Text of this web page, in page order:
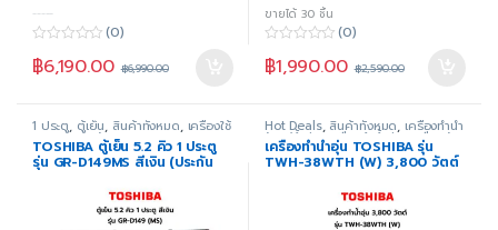
-----
o
u
f
5
(0)
฿6,190.00 ฿6,990.00
ขายได้ 30 ชิ้น
o
u
f
5
(0)
฿1,990.00 ฿2,590.00
1 ประตู, ตู้เย็น, สินค้าทั้งหมด, เครื่องใช้
ไฟฟ้าภายในบ้าน
TOSHIBA ตู้เย็น 5.2 คิว 1 ประตู
รุ่น GR-D149MS สีเงิน (ประกัน
Hot Deals, สินค้าทั้งหมด, เครื่องทำน้ำ
ร้อน/น้ำอุ่น , เครื่องทำน้ำอุ่น,เครื่องใช้
ไฟฟ้าขนาดเล็ก, เครื่องใช้ไฟฟ้าภายใน
บ้าน
เครื่องทำน้ำอุ่น TOSHIBA รุ่น
TWH-38WTH (W) 3,800 วัตต์